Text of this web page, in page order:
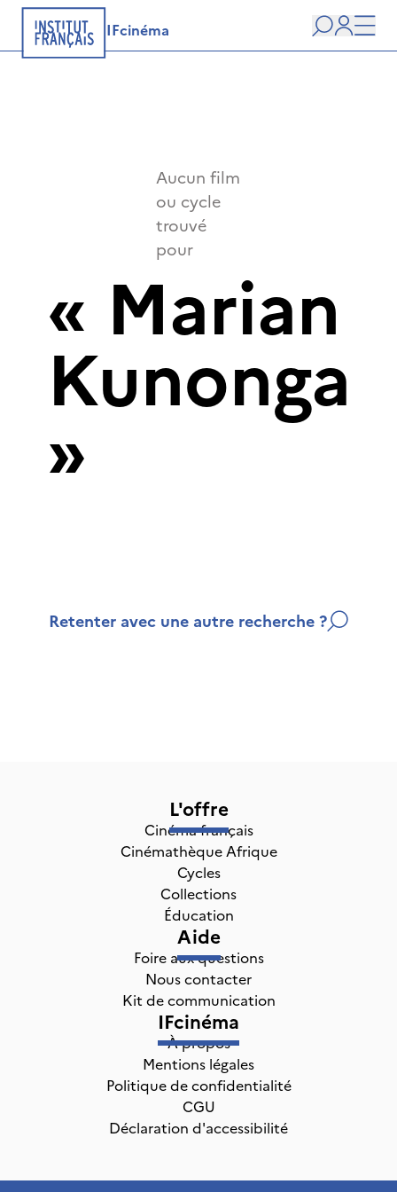
IFcinéma
user
Aucun film
ou cycle
trouvé
pour
« Marian
Kunonga
»
Retenter avec une autre recherche ?
L'offre
Cinéma français
Cinémathèque Afrique
Cycles
Collections
Éducation
Aide
Foire aux questions
Nous contacter
Kit de communication
IFcinéma
À propos
Mentions légales
Politique de confidentialité
CGU
Déclaration d'accessibilité